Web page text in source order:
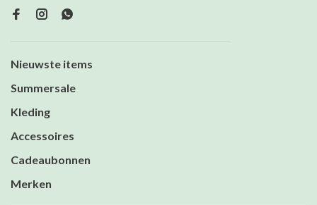
Nieuwste items
Summersale
Kleding
Accessoires
Cadeaubonnen
Merken